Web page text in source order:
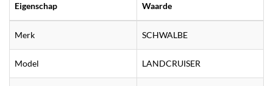
Eigenschap Waarde
Merk SCHWALBE
Model LANDCRUISER